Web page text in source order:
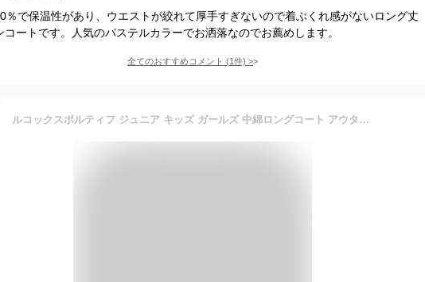
％で保温性があり、ウエストが絞れて厚手すぎないので着ぶくれ感がないロング丈
コートです。人気のパステルカラーでお洒落なのでお薦めします。
全てのおすすめコメント (1件) >
ルコックスポルティフ ジュニア キッズ ガールズ 中綿ロングコート アウター トップス 長袖 ダウンコート 撥水 保温 送料無料 le coq spo